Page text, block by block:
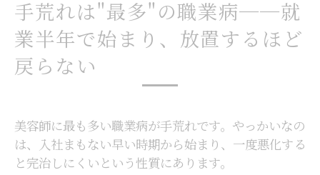
手荒れは"最多"の職業病──就
業半年で始まり、放置するほど
戻らない
美容師に最も多い職業病が手荒れです。やっかいなの
は、入社まもない早い時期から始まり、一度悪化する
と完治しにくいという性質にあります。